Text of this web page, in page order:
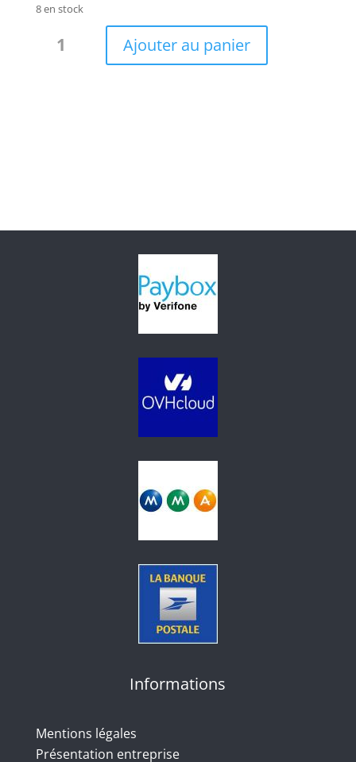
était :
24,90 €.
est :
13,33 €.
8 en stock
Ajouter au panier
Informations
Mentions légales
Présentation entreprise